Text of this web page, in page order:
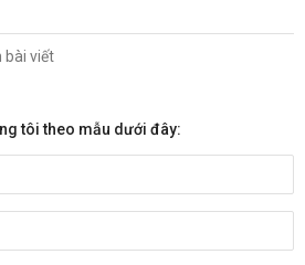
bài viết
tôi theo mẫu dưới đây: